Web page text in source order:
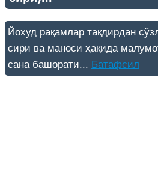
Йохуд рақамлар тақдирдан
сири ва маноси ҳақида
сана башорати... Батафсил